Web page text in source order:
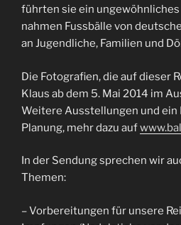
führten sie ein
nahmen Fussbälle von
an Jugendliche, Familien und
Die Fotografien, die auf dieser
Klaus ab dem 5. Mai 2014 im
Weitere Ausstellungen und ein
Planung, mehr dazu auf
In der Sendung sprechen wir
Themen:
– Vorbereitungen für unsere